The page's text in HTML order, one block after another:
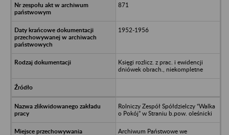
871
1952-1956
Księgi rozlicz. z prac. i ewidencji
dniówek obrach., niekompletne
Rolniczy Zespół Spółdzielczy “Walka
o Pokój” w Straniu b.pow. oleśnicki
Archiwum Państwowe we